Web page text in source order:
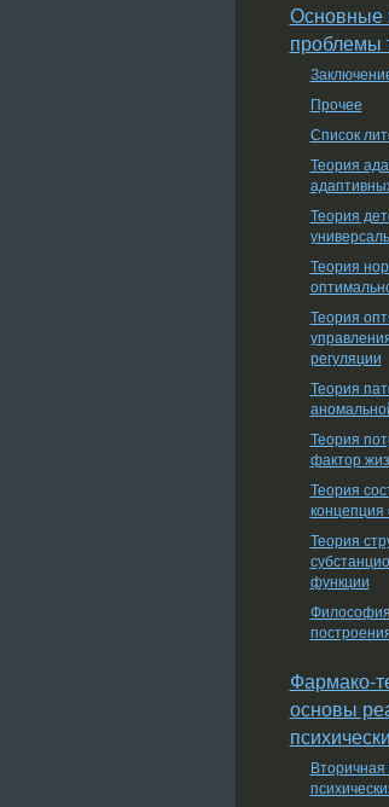
Основные
проблемы
Прочее
Список
Теория
Теория
Теория
Теория
регуляции
Теория
Теория
фактор
Теория
Теория
функции
Фармако-
основы